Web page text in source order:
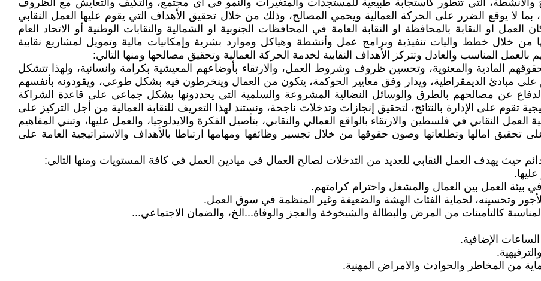
التي تتطور كاستجابة طبيعية للمستجدات والمتغيرات والنمو في أي مجتمع، والتكيف والتعايش مع الظروف
لا يوقع الضرر على الحركة العمالية ويحمي المصالح، وذلك من خلال تحقيق الأهداف التي يقوم عليها العمل النقابي
او النقابة بالمحافظة او النقابة العامة في المحافظات الجنوبية او الشمالية والنقابات الوطنية أو الاتحاد العام
من خلال خطط واليات تنفيذية وبرامج عمل وأنشطة وهياكل وموارد بشرية وإمكانيات مالية وتمويل لمشاريع نقابية
المناسب والعادل وتتركز الأهداف النقابية لخدمة الحركة العمالية وتحقيق مصالحها ومنها التالي:
المادية والمعنوية، وتحسين ظروف وشروط العمل، والارتقاء بأوضاعهم المعيشية بكرامة وانسانية، ولهذا تتشكل
على مبادئ الديمقراطية، ويدار وفق معايير الحوكمة، يتكون من العمال وينخرطون فيه بشكل طوعي، ويقودونه بأنفسهم
عن مصالحهم بالطرق والوسائل النضالية المشروعة والسلمية التي يحددونها بشكل جماعي على قاعدة الشراكة
تقوم على الإدارة بالنتائج، لتحقيق إنجازات وتدخلات ناجحة، ونستند لهذا التعريف للنقابة العمالية من أجل التركيز على
النقابي في فلسطين والارتقاء بالواقع العمالي والنقابي، بتأصيل الفكرة والايدلوجيا، والعمل عليها، وتبني المفاهيم
على تحقيق امالها وتطلعاتها وصون حقوقها من خلال تجسير وظائفها ومهامها ارتباطا بالأهداف والاستراتيجية العامة على
حيث يهدف العمل النقابي للعديد من التدخلات لصالح العمال في ميادين العمل في كافة المستويات ومنها التالي:
بيئة العمل بين العمال والمشغل واحترام كرامتهم.
وتحسينه، لحماية الفئات الهشة والضعيفة وغير المنظمة في سوق العمل.
كالتأمينات من المرض والبطالة والشيخوخة والعجز والوفاة...الخ، والضمان الاجتماعي...